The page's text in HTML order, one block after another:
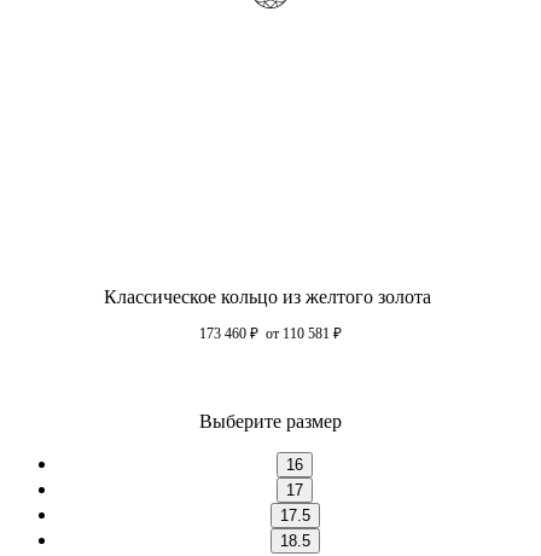
Классическое кольцо из желтого золота
173 460 ₽ от 110 581 ₽
Выберите размер
16
17
17.5
18.5